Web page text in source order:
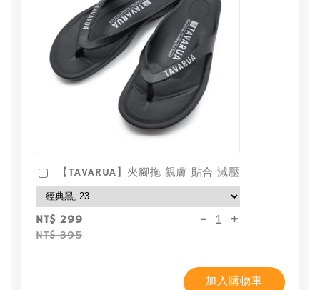
【TAVARUA】夾腳拖 親膚 貼合 減壓
NT$ 299
NT$ 395
- +
加入購物車